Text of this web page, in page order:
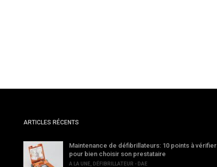
ARTICLES RÉCENTS
Maintenance de défibrillateurs: 10 points à vérifier
pour bien choisir son prestataire
A LA UNE DÉFIBRILLATEUR - DAE